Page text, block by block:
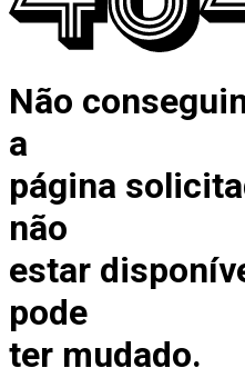
Não
a
página
não
estar
pode
ter mudado.